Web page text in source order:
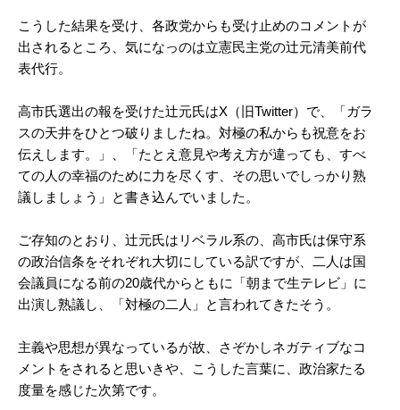
こうした結果を受け、各政党からも受け止めのコメントが
出されるところ、気になっのは立憲民主党の辻元清美前代
表代行。
高市氏選出の報を受けた辻元氏はX（旧Twitter）で、「ガラ
スの天井をひとつ破りましたね。対極の私からも祝意をお
伝えします。」、「たとえ意見や考え方が違っても、すべ
ての人の幸福のために力を尽くす、その思いでしっかり熟
議しましょう」と書き込んでいました。
ご存知のとおり、辻元氏はリベラル系の、高市氏は保守系
の政治信条をそれぞれ大切にしている訳ですが、二人は国
会議員になる前の20歳代からともに「朝まで生テレビ」に
出演し熟議し、「対極の二人」と言われてきたそう。
主義や思想が異なっているが故、さぞかしネガティブなコ
メントをされると思いきや、こうした言葉に、政治家たる
度量を感じた次第です。